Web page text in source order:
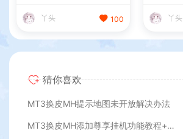
丫头 100 丫头
猜你喜欢
MT3换皮MH提示地图未开放解决办法
MT3换皮MH添加尊享挂机功能教程+添加挂机地图刷怪教程+视频教程